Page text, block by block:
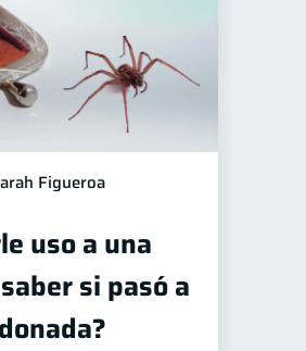
financiera
información financiera
Figueroa
uso a una
si pasó a